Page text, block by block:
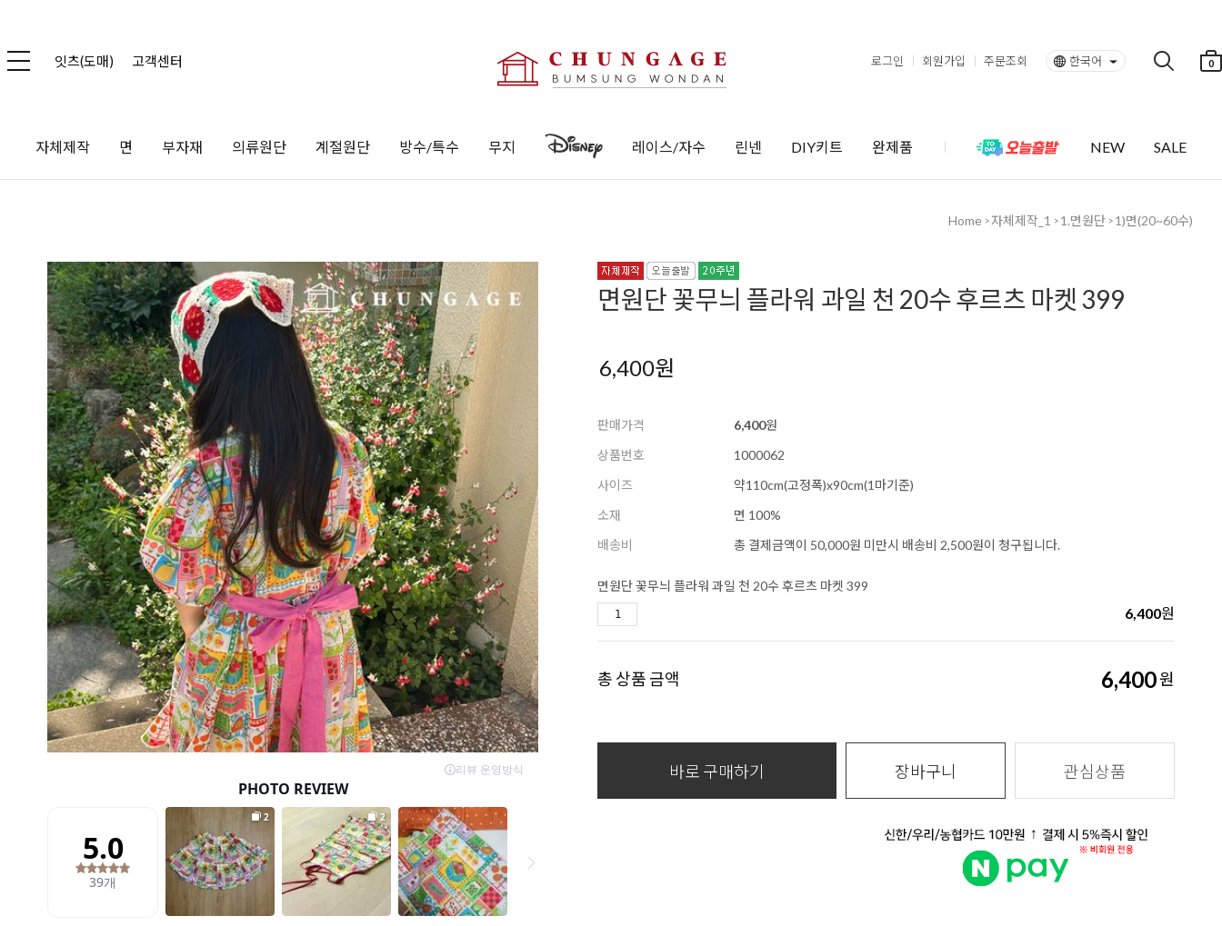
잇츠(도매) 고객센터 로그인 회원가입 주문조회 한국어 0
자체제작 면 부자재 의류원단 계절원단 방수/특수 무지 레이스/자수 린넨 DIY키트 완제품 NEW SALE
Home >자체제작_1 > 1.면원단 > 1)면(20~60수)
면원단 꽃무늬 플라워 과일 천 20수 후르츠 마켓 399
6,400원
판매가격 6,400원
상품번호
1000062
사이즈
약110cm(고정폭)x90cm(1마기준)
소재
면 100%
배송비
총 결제금액이 50,000원 미만시 배송비 2,500원이 청구됩니다.
면원단 꽃무늬 플라워 과일 천 20수 후르츠 마켓 399
6,400원
총 상품 금액 6,400원
바로 구매하기 장바구니 관심상품